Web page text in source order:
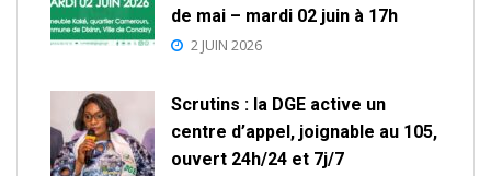
de mai – mardi 02 juin à 17h
2 JUIN 2026
Scrutins : la DGE active un
centre d’appel, joignable au 105,
ouvert 24h/24 et 7j/7